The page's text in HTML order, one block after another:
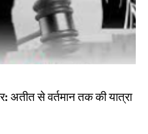
अतीत से वर्तमान तक की यात्रा